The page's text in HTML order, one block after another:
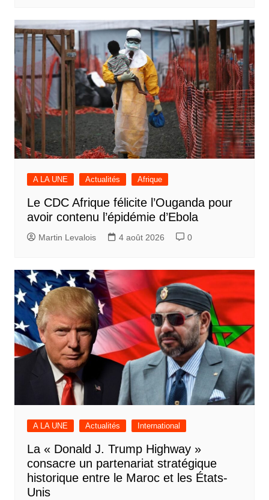
A LA UNE Actualités Afrique
Le CDC Afrique félicite l’Ouganda pour
avoir contenu l’épidémie d’Ebola
Martin Levalois 4 août 2026 0
A LA UNE Actualités International
La « Donald J. Trump Highway »
consacre un partenariat stratégique
historique entre le Maroc et les États-
Unis